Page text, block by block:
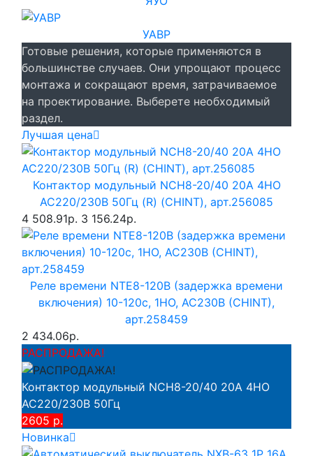
УАВР
Готовые решения, которые применяются в
большинстве случаев. Они упрощают процесс
монтажа и сокращают время, затрачиваемое
на проектирование. Выберете необходимый
раздел.
Лучшая цена
Контактор модульный NCH8-20/40 20A 4НО
AC220/230В 50Гц (R) (CHINT), арт.256085
4 508.91р. 3 156.24р.
Реле времени NTE8-120B (задержка времени
включения) 10-120с, 1НО, AC230B (CHINT),
арт.258459
2 434.06р.
РАСПРОДАЖА!
Контактор модульный NCH8-20/40 20A 4НО
AC220/230В 50Гц
2605 р.
Новинка